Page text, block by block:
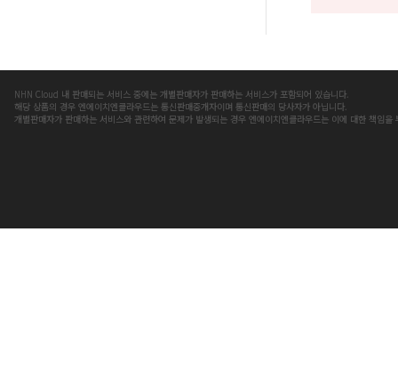
NHN Cloud 내 판매되는 서비스 중에는 개별판매자가 판매하는 서비스가 포함되어 있습니다.
해당 상품의 경우 엔에이치엔클라우드는 통신판매중개자이며 통신판매의 당사자가 아닙니다.
개별판매자가 판매하는 서비스와 관련하여 문제가 발생되는 경우 엔에이치엔클라우드는 이에 대한 책임을